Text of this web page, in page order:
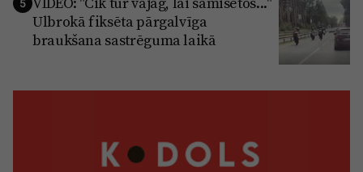
Ulbrokā fiksēta pārgalvīga
braukšana sastrēguma laikā